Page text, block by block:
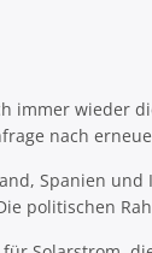
wieder
nach
Spanien
politischen